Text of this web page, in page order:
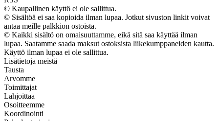
© Kaupallinen käyttö ei ole sallittua.
© Sisältöä ei saa kopioida ilman lupaa. Jotkut sivuston linkit voivat
antaa meille palkkion ostoista.
© Kaikki sisältö on omaisuuttamme, eikä sitä saa käyttää ilman
lupaa. Saatamme saada maksut ostoksista liikekumppaneiden kautta.
Käyttö ilman lupaa ei ole sallittua.
Lisätietoja meistä
Tausta
Arvomme
Toimittajat
Lahjoittaa
Osoitteemme
Koordinointi